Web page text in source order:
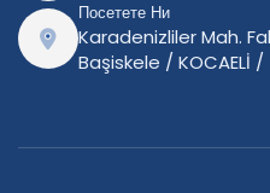
Посетете Ни
Karadenizliler Mah.
Başiskele / KOCAELİ /